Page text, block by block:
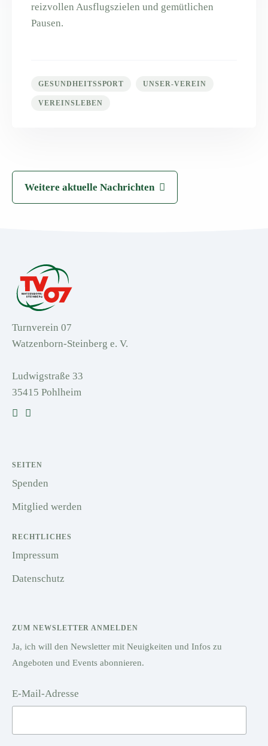
reizvollen Ausflugszielen und gemütlichen
Pausen.
GESUNDHEITSSPORT UNSER-VEREIN
VEREINSLEBEN
Weitere aktuelle Nachrichten
Turnverein 07
Watzenborn-Steinberg e. V.
Ludwigstraße 33
35415 Pohlheim
SEITEN
Spenden
Mitglied werden
RECHTLICHES
Impressum
Datenschutz
ZUM NEWSLETTER ANMELDEN
Ja, ich will den Newsletter mit Neuigkeiten und Infos zu
Angeboten und Events abonnieren.
E-Mail-Adresse